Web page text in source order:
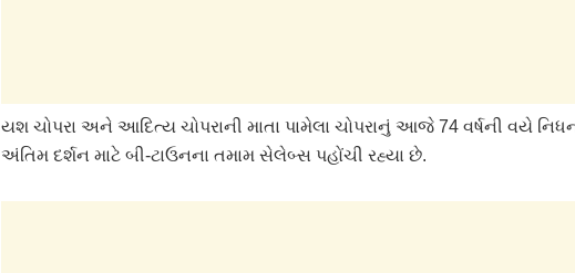
યશ ચોપરા અને આદિત્ય ચોપરાની માતા પામેલા ચોપરાનું આજે 74 વર્ષની વયે
અંતિમ દર્શન માટે બી-ટાઉનના તમામ સેલેબ્સ પહોંચી રહ્યા છે.